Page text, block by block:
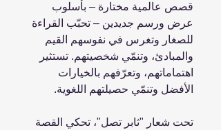
قصص عالمية مختارة – بأسلوب
عرض ورسم جديدين – تحبّب القراءة
للصغار وتغرس في نفوسهم القيم
والمبادئ، وتنمّي شخصيتهم. تستثير
اهتماماتهم، وتعرّفهم بالخيارات
الأفضل وتنمّي حصيلتهم اللغوية.
تحت شعار "ثابر تصل"، تحكي القصة